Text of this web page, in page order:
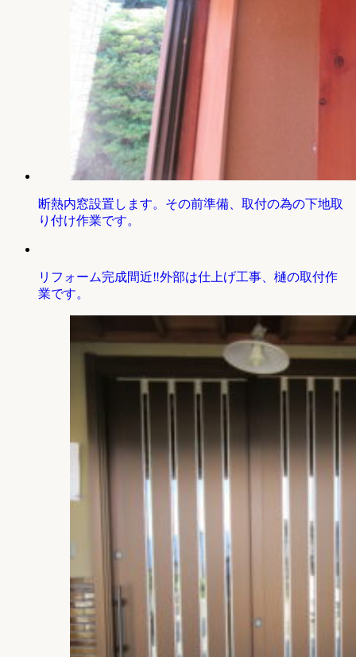
断熱内窓設置します。その前準備、取付の為の下地取
り付け作業です。
リフォーム完成間近‼外部は仕上げ工事、樋の取付作
業です。